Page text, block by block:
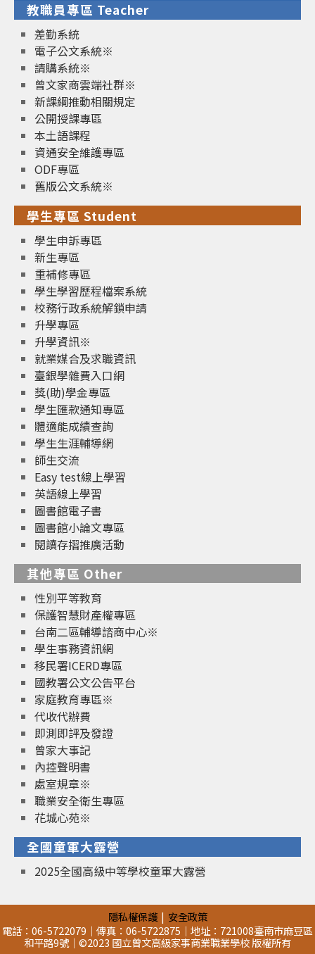
教職員專區 Teacher
差勤系統
電子公文系統※
請購系統※
曾文家商雲端社群※
新課綱推動相關規定
公開授課專區
本土語課程
資通安全維護專區
ODF專區
舊版公文系統※
學生專區 Student
學生申訴專區
新生專區
重補修專區
學生學習歷程檔案系統
校務行政系統解鎖申請
升學專區
升學資訊※
就業媒合及求職資訊
臺銀學雜費入口網
獎(助)學金專區
學生匯款通知專區
體適能成績查詢
學生生涯輔導網
師生交流
Easy test線上學習
英語線上學習
圖書館電子書
圖書館小論文專區
閱讀存摺推廣活動
其他專區 Other
性別平等教育
保護智慧財產權專區
台南二區輔導諮商中心※
學生事務資訊網
移民署ICERD專區
國教署公文公告平台
家庭教育專區※
代收代辦費
即測即評及發證
曾家大事記
內控聲明書
處室規章※
職業安全衛生專區
花城心苑※
全國童軍大露營
2025全國高級中等學校童軍大露營
隱私權保護
安全政策
電話：06-5722079｜傳真：06-5722875｜地址：721008臺南市麻豆區
和平路9號｜©2023 國立曾文高級家事商業職業學校 版權所有